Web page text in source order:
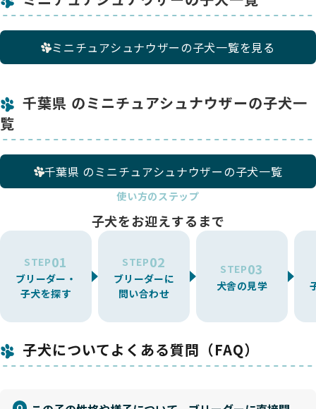
ミニチュアシュナウザーの子犬一覧を見る
千葉県 のミニチュアシュナウザーの子犬一
覧
千葉県 のミニチュアシュナウザーの子犬一覧
使い方のステップ
子犬をお迎えするまで
STEP01
ブリーダー・
子犬を探す
STEP02
ブリーダーに
問い合わせ
STEP03
犬舎の見学
子犬についてよくある質問（FAQ）